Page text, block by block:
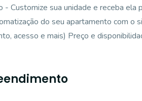
- Customize sua unidade e receba ela
do seu apartamento com o
acesso e mais) Preço e